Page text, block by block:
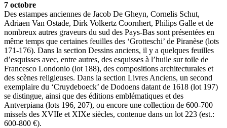
7 octobre
Des estampes anciennes de Jacob De Gheyn, Cornelis Schut,
Adriaen Van Ostade, Dirk Volkertz Coornhert, Philips Galle et de
nombreux autres graveurs du sud des Pays-Bas sont présentées en
même temps que certaines feuilles des ‘Grotteschi’ de Piranèse (lots
171-176). Dans la section Dessins anciens, il y a quelques feuilles
d’esquisses avec, entre autres, des esquisses à l’huile sur toile de
Francesco Londonio (lot 188), des compositions architecturales et
des scènes religieuses. Dans la section Livres Anciens, un second
exemplaire du ‘Cruydeboeck’ de Dodoens datant de 1618 (lot 197)
se distingue, ainsi que des éditions emblématiques et des
Antverpiana (lots 196, 207), ou encore une collection de 600-700
missels des XVIIe et XIXe siècles, contenue dans un lot 223 (est.:
600-800 €).